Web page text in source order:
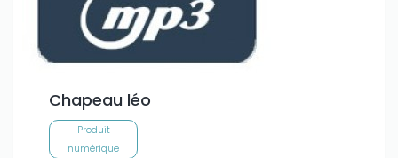
Chapeau léo
Produit
numérique